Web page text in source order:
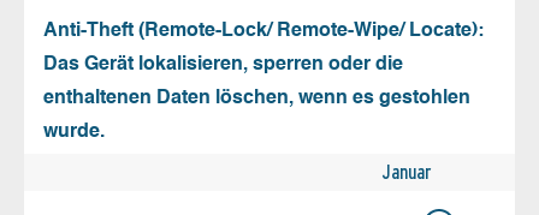
Anti-Theft (Remote-Lock/ Remote-Wipe/ Locate):
Das Gerät lokalisieren, sperren oder die
enthaltenen Daten löschen, wenn es gestohlen
wurde.
Januar